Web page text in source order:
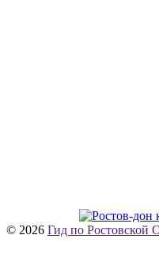
© 2026 Гид по Ростовской